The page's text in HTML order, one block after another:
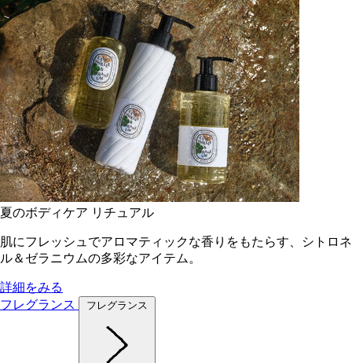
夏のボディケア リチュアル
肌にフレッシュでアロマティックな香りをもたらす、シトロネ
ル＆ゼラニウムの多彩なアイテム。
詳細をみる
フレグランス
フレグランス